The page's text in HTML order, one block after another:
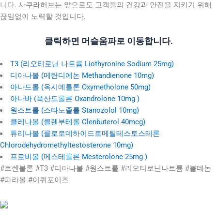
니다. 사쿠라허브는 앞으로도 고객들의 건강과 안전을 지키기 위해
끊임없이 노력할 것입니다.
클릭하면 머슬움파로 이동합니다.
T3 (리오티로닌 나트륨 Liothyronine Sodium 25mg)
디아나볼 (메탄디에논 Methandienone 10mg)
아나드롤 (옥시메톨론 Oxymetholone 50mg)
아나바 (옥산드롤론 Oxandrolone 10mg )
원스트롤 (스타노졸롤 Stanozolol 10mg)
클레나볼 (클렌부테롤 Clenbuterol 40mcg)
튜리나볼 (클로로데하이드로메틸테스토스테론
Chlorodehydromethyltestosterone 10mg)
프로비볼 (메스테롤론 Mesterolone 25mg )
#트렌볼론 #T3 #디아나볼 #원스트롤 #리오티로닌나트륨 #볼데논
#파라볼 #이퀴포이즈